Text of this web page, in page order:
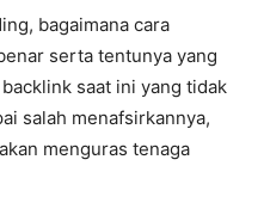
bagaimana cara
serta tentunya yang
saat ini yang tidak
salah menafsirkannya,
menguras tenaga